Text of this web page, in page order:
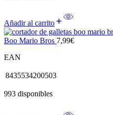
Añadir al carrito
Boo Mario Bros 7,99€
EAN
8435534200503
993 disponibles